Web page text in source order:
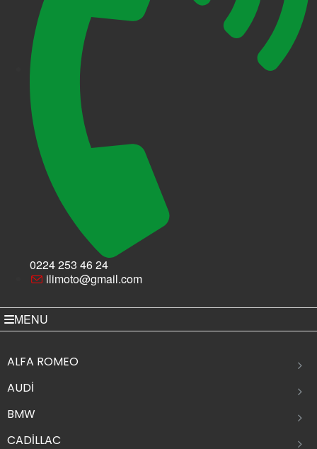
0224 253 46 24
ilimoto@gmail.com
MENU
ALFA ROMEO
AUDİ
BMW
CADİLLAC